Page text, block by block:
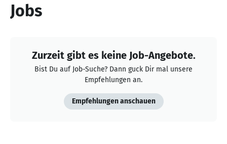
Jobs
Zurzeit gibt es keine Job-Angebote.
Bist Du auf Job-Suche? Dann guck Dir mal unsere
Empfehlungen an.
Empfehlungen anschauen